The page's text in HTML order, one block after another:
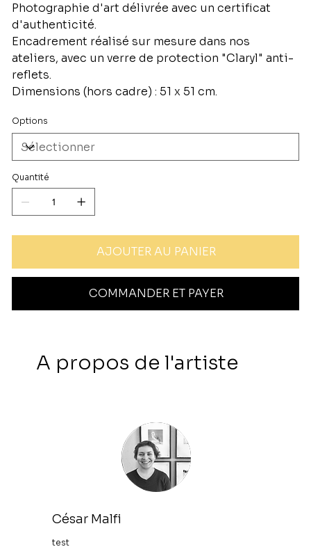
A propos de l'artiste
César Malfi
test
Photographie d'art délivrée avec un certificat
d'authenticité.
Encadrement réalisé sur mesure dans nos
ateliers, avec un verre de protection "Claryl" anti-
reflets.
Dimensions (hors cadre) : 51 x 51 cm.
Options
Quantité
AJOUTER AU PANIER
COMMANDER ET PAYER